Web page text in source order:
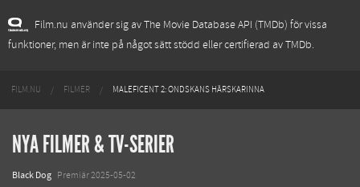
Film.nu använder sig av The Movie Database API (TMDb) för vissa
funktioner, men är inte på något sätt stödd eller certifierad av TMDb.
FILM.NU FILMER MALEFICENT 2: ONDSKANS HÄRSKARINNA
NYA FILMER & TV-SERIER
Black Dog Premiär 2025-05-02